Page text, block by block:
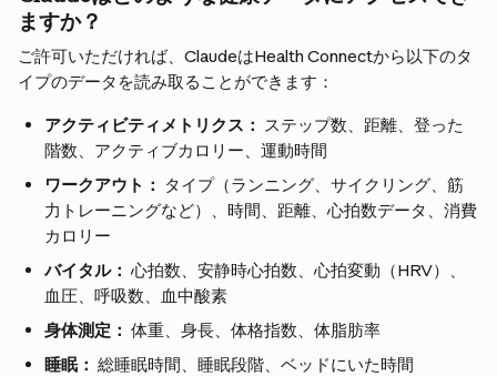
ますか？
ご許可いただければ、ClaudeはHealth Connectから以下のタ
イプのデータを読み取ることができます：
アクティビティメトリクス： ステップ数、距離、登った
階数、アクティブカロリー、運動時間
ワークアウト： タイプ（ランニング、サイクリング、筋
力トレーニングなど）、時間、距離、心拍数データ、消費
カロリー
バイタル： 心拍数、安静時心拍数、心拍変動（HRV）、
血圧、呼吸数、血中酸素
身体測定： 体重、身長、体格指数、体脂肪率
睡眠： 総睡眠時間、睡眠段階、ベッドにいた時間